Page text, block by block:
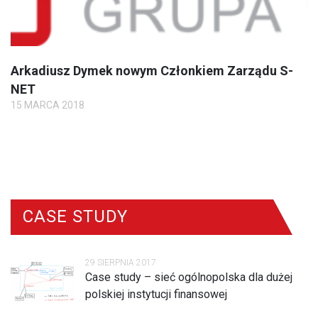
Arkadiusz Dymek nowym Członkiem Zarządu S-
NET
15 MARCA 2018
CASE STUDY
29 SIERPNIA 2017
Case study – sieć ogólnopolska dla dużej
polskiej instytucji finansowej